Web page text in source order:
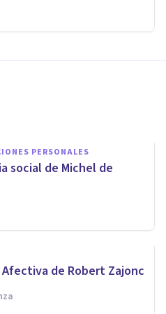
PERSONALES
social de ​Michel de
de Robert Zajonc